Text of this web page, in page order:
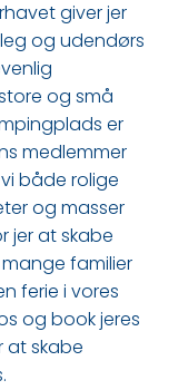
giver jer
og udendørs
og små
er
medlemmer
både rolige
og masser
jer at skabe
familier
ferie i vores
og book jeres
at skabe